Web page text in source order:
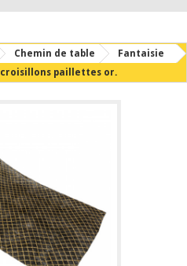
Chemin de table
Fantaisie
paillettes or.